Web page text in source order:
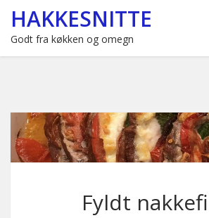
HAKKESNITTE
Godt fra køkken og omegn
Fyldt